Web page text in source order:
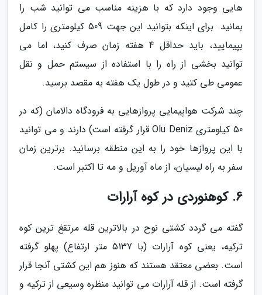
هایی وجود دارد که با هزینه مناسب می توانید شب را
بمانید. برای اینکه بتوانید این جهت 509 کیلومتری را کامل
بپیمایید، باید حداقل 4 هفته زمان صرف کنید، اما می
توانید بخشی از راه را با استفاده از سیستم حمل و نقل
عمومی طی کتید و در طول یک هفته به مقصد برسید.
چند شرکت هواپیمایی پروازهایی به فرودگاه دالامان (که در
50 کیلومتری Olu Deniz قرار گرفته است) دارند و می توانید
با این پروازها خود را به این منطقه برسانید. برترین زمان
سفر به راه لیسیان، از ماه آوریل و مه تا اکتبر است.
6. کوهنوردی در کوه آرارات
گفته می گردد کشتی نوح در بالاترین قله مرتقغ ترین کوه
ترکیه، یعنی کوه آرارات (با 5137 متر ارتفاع) پهلو گرفته
است. بعضی معتقد هستند که هنوز هم این کشتی آنجا قرار
گرفته است. از قله آرارات می توانید منظره وسیعی از ترکیه و